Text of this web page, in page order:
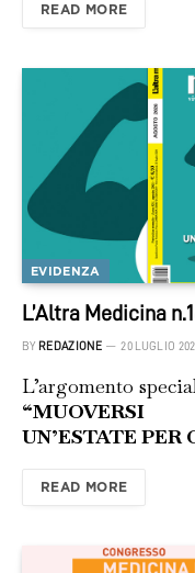
READ MORE
EVIDENZA
L’Altra Medicina
BY REDAZIONE 20 LUGLIO
L’argomento
“MUOVERSI
UN’ESTATE PER
READ MORE